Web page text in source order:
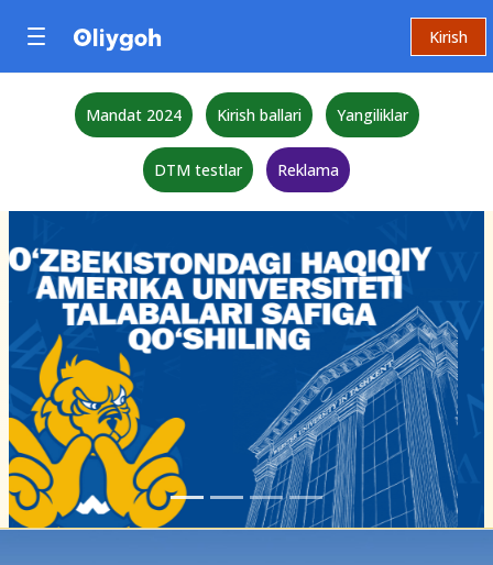
Kirish
Mandat 2024 Kirish ballari Yangiliklar
DTM testlar Reklama